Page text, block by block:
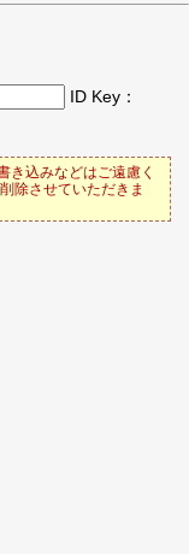
ID Key：
き込みなどはご遠慮く
除させていただきま